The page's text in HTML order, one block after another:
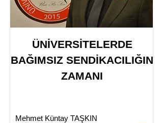
ÜNİVERSİTELERDE
BAĞIMSIZ SENDİKACILIĞIN
ZAMANI
Mehmet Küntay TAŞKIN